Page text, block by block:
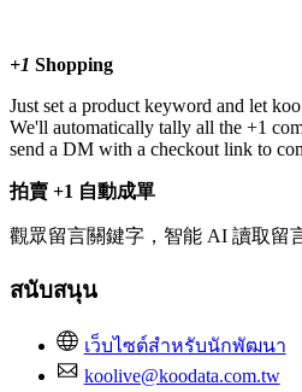
+1 Shopping
Just set a product keyword and let
We'll automatically tally all the +1
send a DM with a checkout link to
拍賣 +1 自動成單
觀眾留言關鍵字，智能 AI 讀取留
สนับสนุน
เว็บไซต์สำหรับนักพัฒนา
koolive@koodata.com.tw